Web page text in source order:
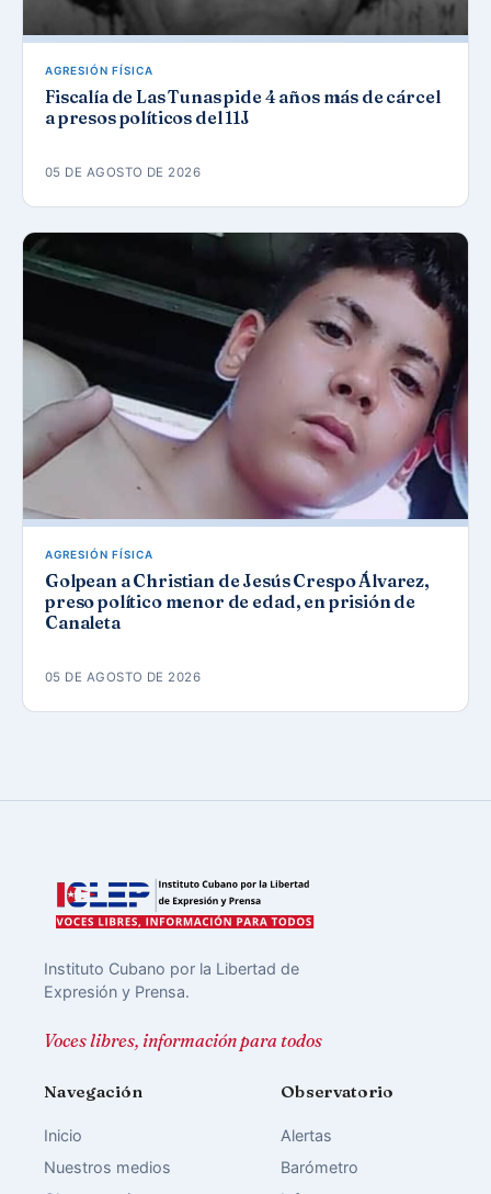
AGRESIÓN FÍSICA
Fiscalía de Las Tunas pide 4 años más de cárcel
a presos políticos del 11J
05 DE AGOSTO DE 2026
AGRESIÓN FÍSICA
Golpean a Christian de Jesús Crespo Álvarez,
preso político menor de edad, en prisión de
Canaleta
05 DE AGOSTO DE 2026
Instituto Cubano por la Libertad de
Expresión y Prensa.
Voces libres, información para todos
Navegación
Inicio
Nuestros medios
Observatorio
Alertas
Barómetro